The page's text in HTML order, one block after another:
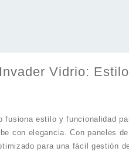
Vidrio:
fusiona estilo y funcionalidad
con elegancia. Con paneles
para una fácil gestión